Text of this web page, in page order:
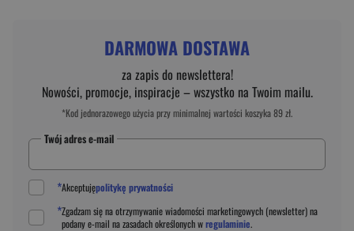
DARMOWA DOSTAWA
za zapis do newslettera!
Nowości, promocje, inspiracje – wszystko na Twoim mailu.
*Kod jednorazowego użycia przy minimalnej wartości koszyka 89 zł.
Twój adres e-mail
*Akceptujępolitykę prywatności
*Zgadzam się na otrzymywanie wiadomości marketingowych (newsletter) na
podanye-mail na zasadach określonych wregulaminie.